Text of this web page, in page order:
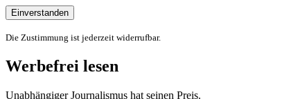
Einverstanden
Die Zustimmung ist jederzeit widerrufbar.
Werbefrei lesen
Unabhängiger Journalismus hat seinen Preis.